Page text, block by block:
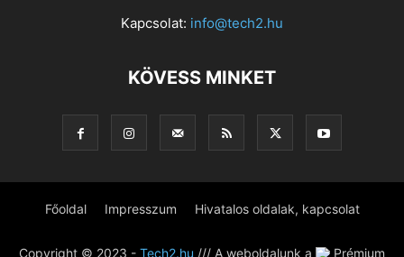
Kapcsolat: info@tech2.hu
KÖVESS MINKET
Főoldal Impresszum Hivatalos oldalak, kapcsolat
Copyright © 2023 - Tech2.hu /// A weboldalunk a Prémium